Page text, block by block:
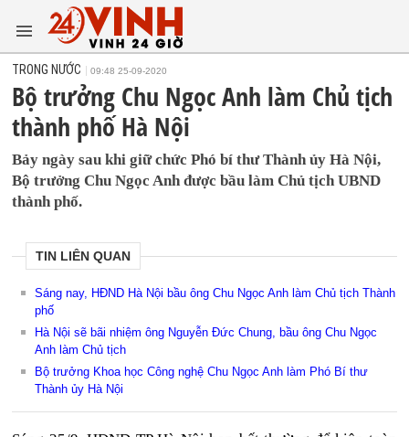
TRONG NƯỚC 09:48 25-09-2020
Bộ trưởng Chu Ngọc Anh làm Chủ tịch
thành phố Hà Nội
Bảy ngày sau khi giữ chức Phó bí thư Thành ủy Hà Nội,
Bộ trưởng Chu Ngọc Anh được bầu làm Chủ tịch UBND
thành phố.
TIN LIÊN QUAN
Sáng nay, HĐND Hà Nội bầu ông Chu Ngọc Anh làm Chủ tịch Thành
phố
Hà Nội sẽ bãi nhiệm ông Nguyễn Đức Chung, bầu ông Chu Ngọc
Anh làm Chủ tịch
Bộ trưởng Khoa học Công nghệ Chu Ngọc Anh làm Phó Bí thư
Thành ủy Hà Nội